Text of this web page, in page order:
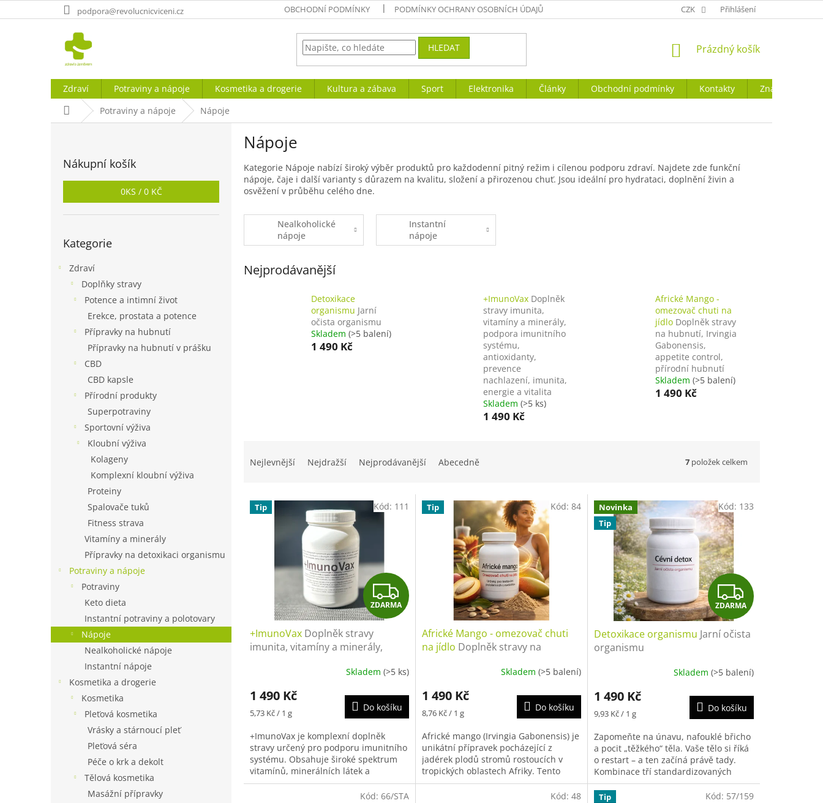
na
podpora@revolucnicviceni.cz OBCHODNÍ PODMÍNKY PODMÍNKY OCHRANY OSOBNÍCH ÚDAJŮ CZK Přihlášení
HLEDAT
NÁKUPNÍ
Prázdný košík
Zdraví Potraviny a nápoje Kosmetika a drogerie Kultura a zábava Sport Elektronika Články Obchodní podmínky Kontakty
Značky
Domů Potraviny a nápoje Nápoje
Nákupní košík
0KS / 0 KČ
kategorie
Kategorie
Zdraví
Doplňky stravy
Potence a intimní život
Erekce, prostata a potence
Přípravky na hubnutí
Přípravky na hubnutí v prášku
CBD
CBD kapsle
Přírodní produkty
Superpotraviny
Sportovní výživa
Kloubní výživa
Kolageny
Komplexní kloubní výživa
Proteiny
Spalovače tuků
Fitness strava
Vitamíny a minerály
Přípravky na detoxikaci organismu
Potraviny a nápoje
Potraviny
Keto dieta
Instantní potraviny a polotovary
Nápoje
Nealkoholické nápoje
Instantní nápoje
Kosmetika a drogerie
Kosmetika
Pleťová kosmetika
Vrásky a stárnoucí pleť
Pleťová séra
Péče o krk a dekolt
Tělová kosmetika
Masážní přípravky
Nápoje
Kategorie Nápoje nabízí široký výběr produktů pro každodenní pitný režim i cílenou podporu zdraví. Najdete zde funkční
nápoje, čaje i další varianty s důrazem na kvalitu, složení a přirozenou chuť. Jsou ideální pro hydrataci, doplnění živin a
osvěžení v průběhu celého dne.
Nealkoholické
nápoje
Instantní
nápoje
Nejprodávanější
Detoxikace
organismu Jarní
očista organismu
Skladem (>5 balení)
1 490 Kč
+ImunoVax Doplněk
stravy imunita,
vitamíny a minerály,
podpora imunitního
systému,
antioxidanty,
prevence
nachlazení, imunita,
energie a vitalita
Skladem (>5 ks)
1 490 Kč
Africké Mango -
omezovač chuti na
jídlo Doplněk stravy
na hubnutí, Irvingia
Gabonensis,
appetite control,
přírodní hubnutí
Skladem (>5 balení)
1 490 Kč
n
Nejlevnější Nejdražší Nejprodávanější Abecedně 7 položek celkem
V Tip
Z
D
R
M
A
ZDARMA
+ImunoVax Doplněk stravy
imunita, vitamíny a minerály,
antioxidanty, prevence
vitalita
Skladem (>5 ks)
1 490 Kč
Měrná
5,73 Kč / 1 g Do košíku
+ImunoVax je komplexní doplněk
stravy určený pro podporu imunitního
systému. Obsahuje široké spektrum
vitamínů, minerálních látek a
stopových prvků, které přispívají k
Kód: 111 Tip
Africké Mango - omezovač chuti
na jídlo Doplněk stravy na
appetite control, přírodní hubnutí
Skladem (>5 balení)
1 490 Kč
Měrná
8,76 Kč / 1 g Do košíku
Africké mango (Irvingia Gabonensis) je
unikátní přípravek pocházející z
jadérek plodů stromů rostoucích v
tropických oblastech Afriky. Tento
doplněk stravy si rychle získává...
Kód: 84
Novinka
Tip
Z
D
A
R
M
A
ZDARMA
Detoxikace organismu Jarní očista
organismu
Skladem (>5 balení)
1 490 Kč
Měrná
9,93 Kč / 1 g Do košíku
Zapomeňte na únavu, nafouklé břicho
a pocit „těžkého“ těla. Vaše tělo si říká
o restart – a ten začíná právě tady.
Kombinace tří standardizovaných
rostlinných extraktů:...
Kód: 133
Kód: 66/STA Kód: 48 Tip Kód: 57/159